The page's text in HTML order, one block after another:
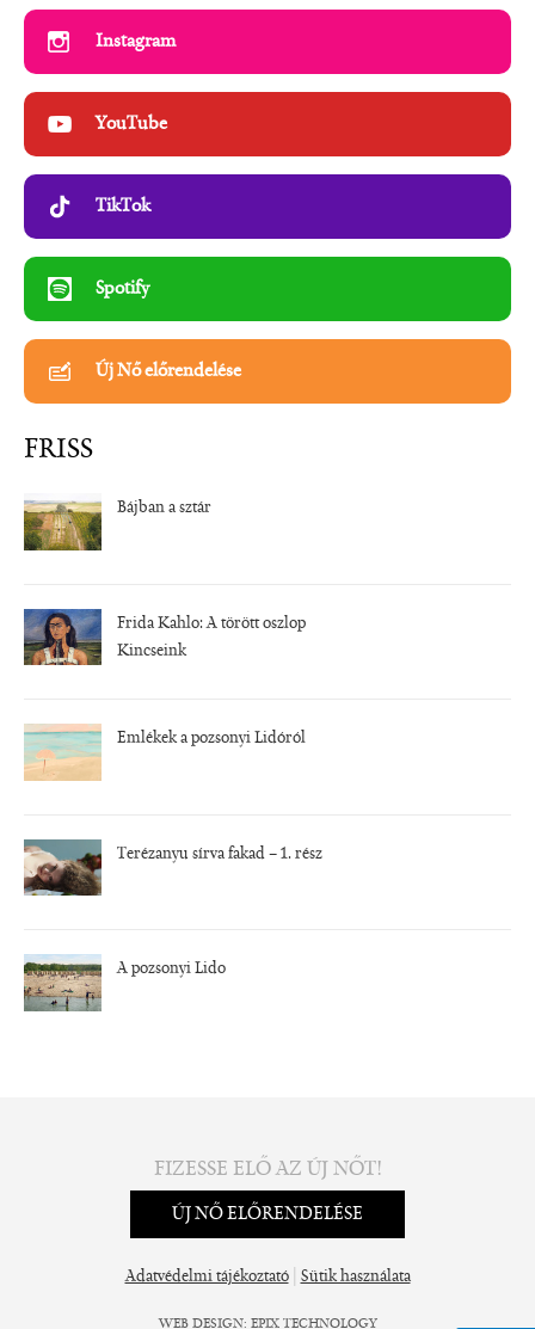
Instagram
YouTube
TikTok
Spotify
Új Nő előrendelése
FRISS
Bájban a sztár
Frida Kahlo: A törött oszlop
Kincseink
Emlékek a pozsonyi Lidóról
Terézanyu sírva fakad – 1. rész
A pozsonyi Lido
FIZESSE ELŐ AZ ÚJ NŐT!
ÚJ NŐ ELŐRENDELÉSE
Adatvédelmi tájékoztató| Sütik használata
WEB DESIGN: EPIX TECHNOLOGY